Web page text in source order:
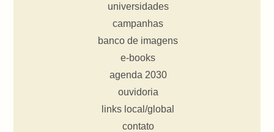
universidades
campanhas
banco de imagens
e-books
agenda 2030
ouvidoria
links local/global
contato